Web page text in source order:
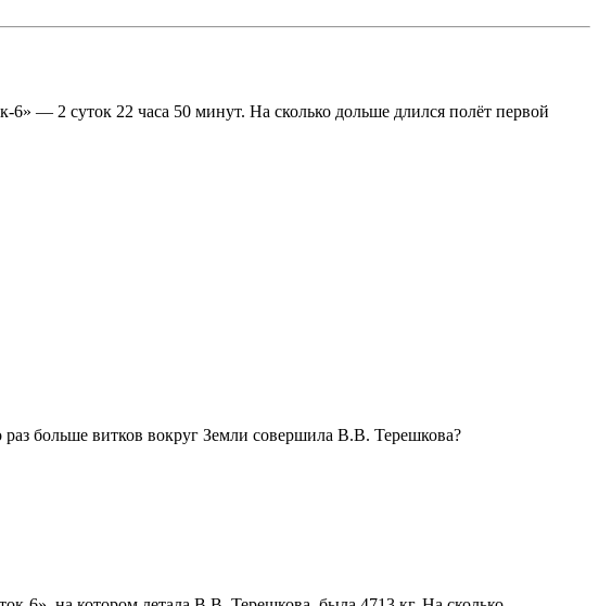
— 2 суток 22 часа 50 минут. На сколько дольше длился полёт первой
больше витков вокруг Земли совершила В.В. Терешкова?